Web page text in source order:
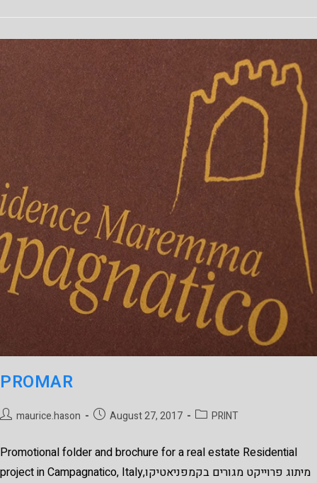
PROMAR
maurice.hason August 27, 2017 PRINT
Promotional folder and brochure for a real estate Residential
project in Campagnatico, Italyמיתוג פרוייקט מגורים בקמפניאטיקו,